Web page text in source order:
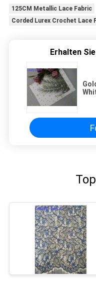
125CM Metallic Lace Fabric
Corded Lurex Crochet Lace
Erhalten